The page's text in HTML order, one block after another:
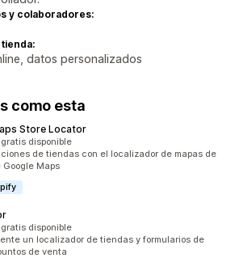
y colaboradores:
datos personalizados
como esta
Store Locator
gratis disponible
de tiendas con el localizador de mapas de
Maps
gratis disponible
un localizador de tiendas y formularios de
de venta